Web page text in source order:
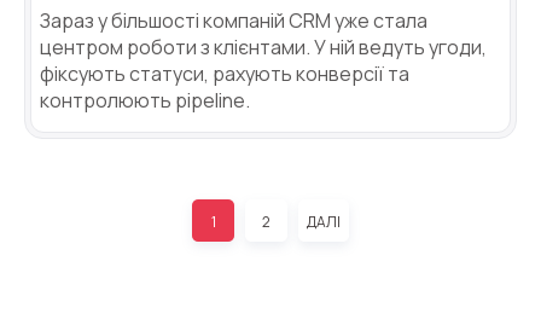
Зараз у більшості компаній CRM уже стала
центром роботи з клієнтами. У ній ведуть угоди,
фіксують статуси, рахують конверсії та
контролюють pipeline.
1 2 ДАЛІ